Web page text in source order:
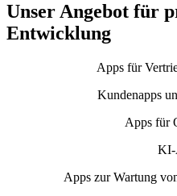
Unser Angebot für
Entwicklung
Apps für
Kundenapps
Apps für
KI-
Apps zur Wartung